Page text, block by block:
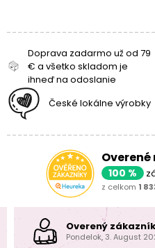
Doprava zadarmo už od 79
€ a všetko skladom je
ihneď na odoslanie
České lokálne výrobky
100 %
z celkom 1
Overený zákazník
Pondelok, 3. August